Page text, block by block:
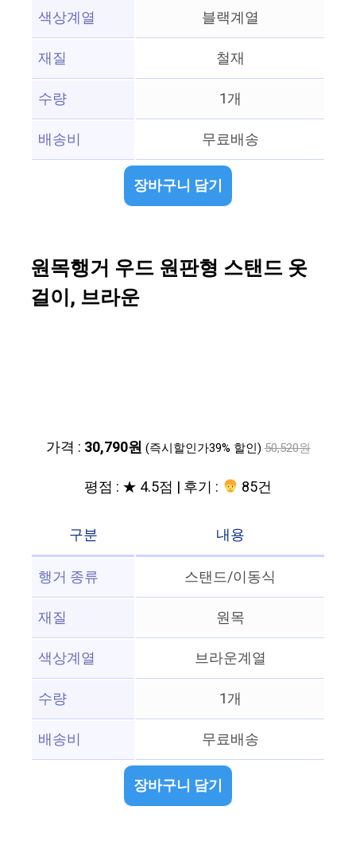
색상계열
블랙계열
재질
철재
수량
1개
배송비
무료배송
장바구니 담기
원목행거 우드 원판형 스탠드 옷
걸이, 브라운
가격 : 30,790원 (즉시할인가39% 할인) 50,520원
평점 : ★ 4.5점 | 후기 : 85건
구분
내용
행거 종류
스탠드/이동식
재질
원목
색상계열
브라운계열
수량
1개
배송비
무료배송
장바구니 담기